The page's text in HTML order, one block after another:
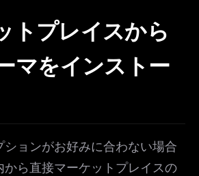
トプレイスから
マをインストー
ションがお好みに合わない場合
ら直接マーケットプレイスの